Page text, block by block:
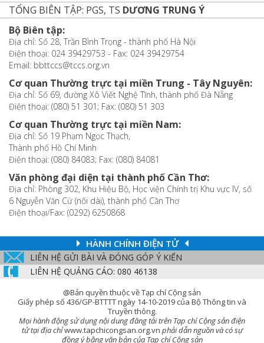
TỔNG BIÊN TẬP: PGS, TS DƯƠNG TRUNG Ý
Bộ Biên tập:
Địa chỉ: Số 28, Trần Bình Trọng - thành phố Hà Nội
Điện thoại: 024 39429753 - Fax: 024 39429754
Email: bbttccs@tccs.org.vn
Cơ quan Thường trực tại miền Trung - Tây Nguyên:
Địa chỉ: Số 69, đường Xô Viết Nghệ Tĩnh, thành phố Đà Nẵng
Điện thoại: (080) 51 301; Fax: (080) 51 303
Cơ quan Thường trực tại miền Nam:
Địa chỉ: Số 19 Phạm Ngọc Thạch,
Thành phố Hồ Chí Minh
Điện thoại: (080) 84083; Fax: (080) 84081
Văn phòng đại diện tại thành phố Cần Thơ:
Địa chỉ: Phòng 302, Khu Hiệu Bộ, Học viện Chính trị Khu vực IV, số
6 Nguyễn Văn Cừ (nối dài), thành phố Cần Thơ
Điện thoại/Fax: (0292) 6250868
HÀNH CHÍNH ĐIỆN TỬ
LIÊN HỆ GỬI BÀI VÀ ĐÓNG GÓP Ý KIẾN
LIÊN HỆ QUẢNG CÁO: 080 46138
@Bản quyền thuộc về Tạp chí Cộng sản
Giấy phép số 436/GP-BTTTT ngày 14-10-2019 của Bộ Thông tin và
Truyền thông.
Mọi hành động sử dụng nội dung đăng tải trên Tạp chí Cộng sản điện
tử tại địa chỉwww.tapchicongsan.org.vn phải dẫn nguồn và có sự
đồng ý bằng văn bản của Tạp chí Cộng sản